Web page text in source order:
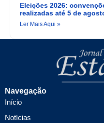
Eleições 2026:
realizadas até 5 de
Ler Mais Aqui »
Navegação
Início
Notícias